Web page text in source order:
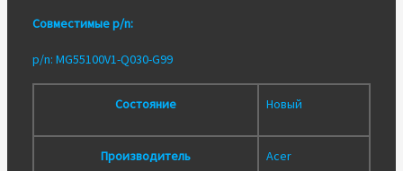
Совместимые p/n:
p/n: MG55100V1-Q030-G99
Состояние Новый
Производитель Acer